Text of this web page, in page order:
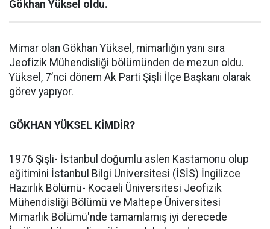
Gökhan Yüksel oldu.
Mimar olan Gökhan Yüksel, mimarlığın yanı sıra
Jeofizik Mühendisliği bölümünden de mezun oldu.
Yüksel, 7’nci dönem Ak Parti Şişli İlçe Başkanı olarak
görev yapıyor.
GÖKHAN YÜKSEL KİMDİR?
1976 Şişli- İstanbul doğumlu aslen Kastamonu olup
eğitimini İstanbul Bilgi Üniversitesi (İSİS) İngilizce
Hazırlık Bölümü- Kocaeli Üniversitesi Jeofizik
Mühendisliği Bölümü ve Maltepe Üniversitesi
Mimarlık Bölümü'nde tamamlamış iyi derecede